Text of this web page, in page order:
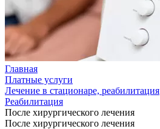
Главная
Платные услуги
Лечение в стационаре, реабилитация
Реабилитация
После хирургического лечения
После хирургического лечения